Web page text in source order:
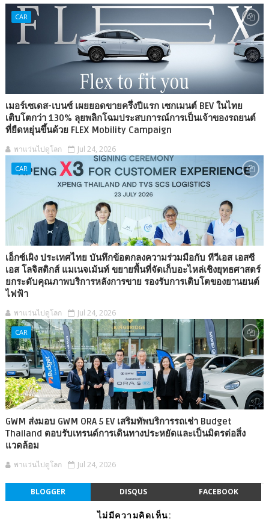
CAR
เมอร์เซเดส-เบนซ์ เผยยอดขายครึ่งปีแรก เซกเมนต์ BEV ในไทย
เติบโตกว่า 130% ลุยพลิกโฉมประสบการณ์การเป็นเจ้าของรถยนต์
ที่ยืดหยุ่นขึ้นด้วย FLEX Mobility Campaign
พาแว่นไปดูโลก Jul 24, 2026
CAR
เอ็กซ์เผิง ประเทศไทย บันทึกข้อตกลงความร่วมมือกับ ทีวีเอส เอสซี
เอส โลจิสติกส์ แมเนจเม้นท์ ขยายพื้นที่จัดเก็บอะไหล่เชิงยุทธศาสตร์
ยกระดับคุณภาพบริการหลังการขาย รองรับการเติบโตของยานยนต์
ไฟฟ้า
พาแว่นไปดูโลก Jul 24, 2026
CAR
GWM ส่งมอบ GWM ORA 5 EV เสริมทัพบริการรถเช่า Budget
Thailand ตอบรับเทรนด์การเดินทางประหยัดและเป็นมิตรต่อสิ่ง
แวดล้อม
พาแว่นไปดูโลก Jul 24, 2026
BLOGGER DISQUS FACEBOOK
ไม่มีความคิดเห็น: